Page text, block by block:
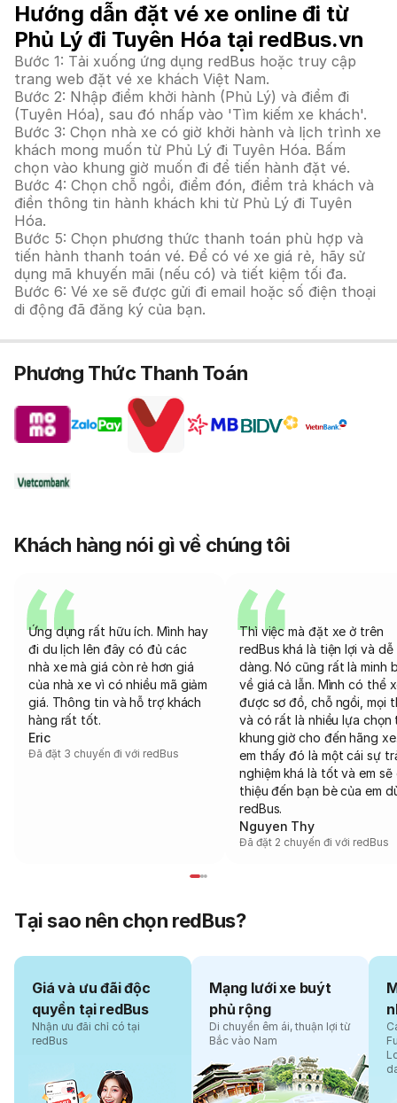
Hướng dẫn đặt vé xe online đi từ
Phủ Lý đi Tuyên Hóa tại redBus.vn
Bước 1: Tải xuống ứng dụng redBus hoặc truy cập
trang web đặt vé xe khách Việt Nam.
Bước 2: Nhập điểm khởi hành (Phủ Lý) và điểm đi
(Tuyên Hóa), sau đó nhấp vào 'Tìm kiếm xe khách'.
Bước 3: Chọn nhà xe có giờ khởi hành và lịch trình xe
khách mong muốn từ Phủ Lý đi Tuyên Hóa. Bấm
chọn vào khung giờ muốn đi để tiến hành đặt vé.
Bước 4: Chọn chỗ ngồi, điểm đón, điểm trả khách và
điền thông tin hành khách khi từ Phủ Lý đi Tuyên
Hóa.
Bước 5: Chọn phương thức thanh toán phù hợp và
tiến hành thanh toán vé. Để có vé xe giá rẻ, hãy sử
dụng mã khuyến mãi (nếu có) và tiết kiệm tối đa.
Bước 6: Vé xe sẽ được gửi đi email hoặc số điện thoại
di động đã đăng ký của bạn.
Phương Thức Thanh Toán
Khách hàng nói gì về chúng tôi
Ứng dụng rất hữu ích. Mình hay
đi du lịch lên đây có đủ các
nhà xe mà giá còn rẻ hơn giá
của nhà xe vì có nhiều mã giảm
giá. Thông tin và hỗ trợ khách
hàng rất tốt.
Eric
Đã đặt 3 chuyến đi với redBus
Thì việc mà đặt xe ở trên
redBus khá là tiện lợi và dễ
dàng. Nó cũng rất là minh
về giá cả lẫn. Mình có thể
được sơ đồ, chỗ ngồi, mọi
và có rất là nhiều lựa chọn
khung giờ cho đến hãng
em thấy đó là một cái sự
nghiệm khá là tốt và em sẽ
thiệu đến bạn bè của em
redBus.
Nguyen Thy
Đã đặt 2 chuyến đi với redBus
Tại sao nên chọn redBus?
Giá và ưu đãi độc
quyền tại redBus
Nhận ưu đãi chỉ có tại
redBus
Mạng lưới xe buýt
phủ rộng
Di chuyển êm ái, thuận lợi từ
Bắc vào Nam